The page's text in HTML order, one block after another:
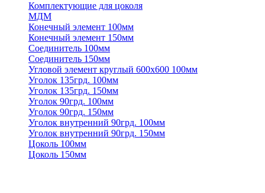
Комплектующие для цоколя
МДМ
Конечный элемент 100мм
Конечный элемент 150мм
Соединитель 100мм
Соединитель 150мм
Угловой элемент круглый 600х600 100мм
Уголок 135грд. 100мм
Уголок 135грд. 150мм
Уголок 90грд. 100мм
Уголок 90грд. 150мм
Уголок внутренний 90грд. 100мм
Уголок внутренний 90грд. 150мм
Цоколь 100мм
Цоколь 150мм